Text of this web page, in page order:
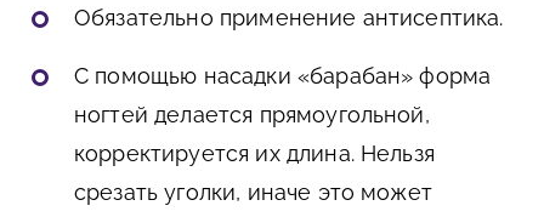
Обязательно применение антисептика.
С помощью насадки «барабан» форма
ногтей делается прямоугольной,
корректируется их длина. Нельзя
срезать уголки, иначе это может